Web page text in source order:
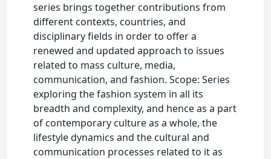
series brings together contributions from
different contexts, countries, and
disciplinary fields in order to offer a
renewed and updated approach to issues
related to mass culture, media,
communication, and fashion. Scope: Series
exploring the fashion system in all its
breadth and complexity, and hence as a part
of contemporary culture as a whole, the
lifestyle dynamics and the cultural and
communication processes related to it as